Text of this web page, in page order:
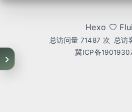
Hexo
总访问量 71487 次 总访
冀ICP备
›